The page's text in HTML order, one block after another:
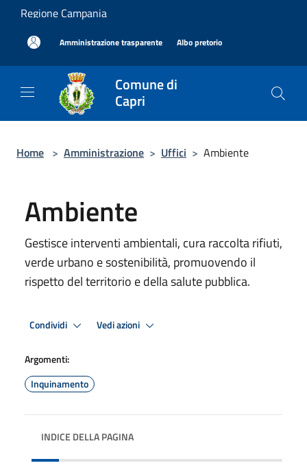
Salta al contenuto principale
Regione Campania
Amministrazione trasparente Albo pretorio
Comune di
Capri
Home > Amministrazione > Uffici > Ambiente
Ambiente
Gestisce interventi ambientali, cura raccolta rifiuti,
verde urbano e sostenibilità, promuovendo il
rispetto del territorio e della salute pubblica.
Condividi Vedi azioni
Argomenti:
Inquinamento
INDICE DELLA PAGINA